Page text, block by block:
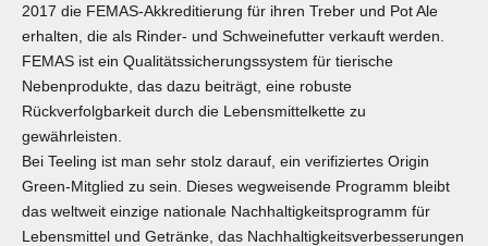
2017 die FEMAS-Akkreditierung für ihren Treber und Pot Ale
erhalten, die als Rinder- und Schweinefutter verkauft werden.
FEMAS ist ein Qualitätssicherungssystem für tierische
Nebenprodukte, das dazu beiträgt, eine robuste
Rückverfolgbarkeit durch die Lebensmittelkette zu
gewährleisten.
Bei Teeling ist man sehr stolz darauf, ein verifiziertes Origin
Green-Mitglied zu sein. Dieses wegweisende Programm bleibt
das weltweit einzige nationale Nachhaltigkeitsprogramm für
Lebensmittel und Getränke, das Nachhaltigkeitsverbesserungen